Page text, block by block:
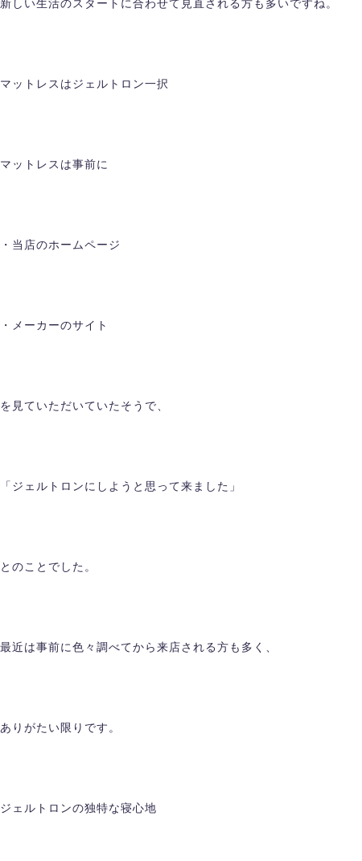
新しい生活のスタートに合わせて見直される方も多いですね。
マットレスはジェルトロン一択
マットレスは事前に
・当店のホームページ
・メーカーのサイト
を見ていただいていたそうで、
「ジェルトロンにしようと思って来ました」
とのことでした。
最近は事前に色々調べてから来店される方も多く、
ありがたい限りです。
ジェルトロンの独特な寝心地